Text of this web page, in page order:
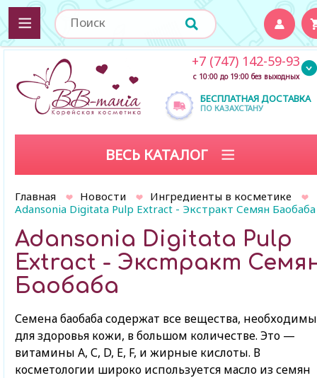
БЕСПЛАТНАЯ ДОСТАВКА
ПО КАЗАХСТАНУ
+7 (747) 142-59-93
с 10:00 до 19:00 без выходных
ВЕСЬ КАТАЛОГ
Главная Новости
Ингредиенты в косметике
Adansonia Digitata Pulp Extract - Экстракт Семян Баобаба
Adansonia Digitata Pulp
Extract - Экстракт
Баобаба
Семена баобаба содержат все вещества,
для здоровья кожи, в большом количестве. Это —
витамины A, С, D, E, F, и жирные кислоты. В
косметологии широко используется масло из семян